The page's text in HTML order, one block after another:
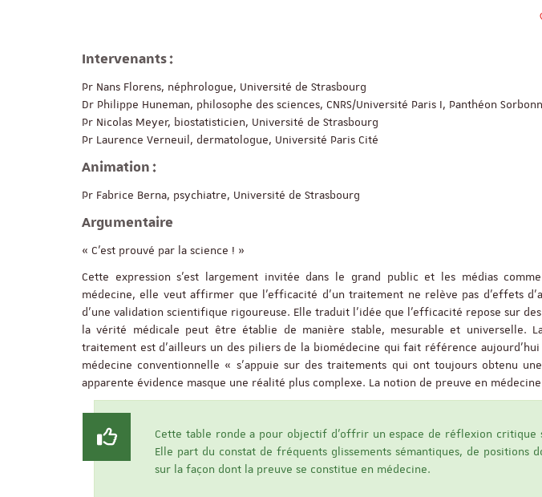
Intervenants :
Pr Nans Florens, néphrologue, Université de Strasbourg
Dr Philippe Huneman, philosophe des sciences, CNRS/Université Paris I, Panthéon
Pr Nicolas Meyer, biostatisticien, Université de Strasbourg
Pr Laurence Verneuil, dermatologue, Université Paris Cité
Animation :
Pr Fabrice Berna, psychiatre, Université de Strasbourg
Argumentaire
« C’est prouvé par la science ! »
Cette expression s’est largement invitée dans le grand public et les médias
médecine, elle veut affirmer que l’efficacité d’un traitement ne relève pas d’effets
d’une validation scientifique rigoureuse. Elle traduit l’idée que l’efficacité repose sur
la vérité médicale peut être établie de manière stable, mesurable et universelle.
traitement est d’ailleurs un des piliers de la biomédecine qui fait référence
médecine conventionnelle « s’appuie sur des traitements qui ont toujours obtenu
apparente évidence masque une réalité plus complexe. La notion de preuve en médecine
Cette table ronde a pour objectif d’offrir un espace de réflexion critique
Elle part du constat de fréquents glissements sémantiques, de positions
sur la façon dont la preuve se constitue en médecine.